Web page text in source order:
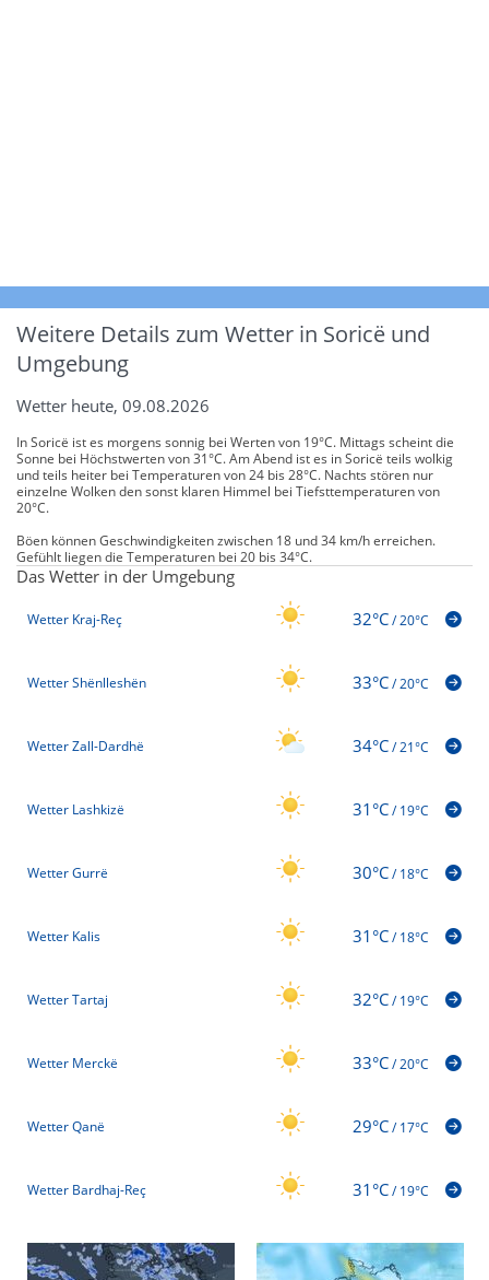
Weitere Details zum Wetter in Soricë und
Umgebung
Wetter heute, 09.08.2026
In Soricë ist es morgens sonnig bei Werten von 19°C. Mittags scheint die
Sonne bei Höchstwerten von 31°C. Am Abend ist es in Soricë teils wolkig
und teils heiter bei Temperaturen von 24 bis 28°C. Nachts stören nur
einzelne Wolken den sonst klaren Himmel bei Tiefsttemperaturen von
20°C.
Böen können Geschwindigkeiten zwischen 18 und 34 km/h erreichen.
Gefühlt liegen die Temperaturen bei 20 bis 34°C.
Das Wetter in der Umgebung
Wetter Kraj-Reç 32°C/20°C
Wetter Shënlleshën 33°C/20°C
Wetter Zall-Dardhë 34°C/21°C
Wetter Lashkizë 31°C/19°C
Wetter Gurrë 30°C/18°C
Wetter Kalis 31°C/18°C
Wetter Tartaj 32°C/19°C
Wetter Merckë 33°C/20°C
Wetter Qanë 29°C/17°C
Wetter Bardhaj-Reç 31°C/19°C